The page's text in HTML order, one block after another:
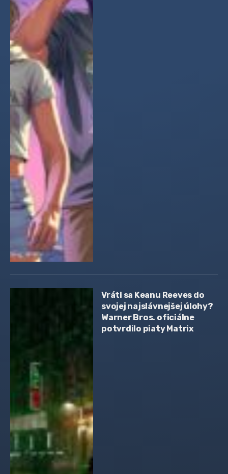
Vráti sa Keanu Reeves do
svojej najslávnejšej úlohy?
Warner Bros. oficiálne
potvrdilo piaty Matrix